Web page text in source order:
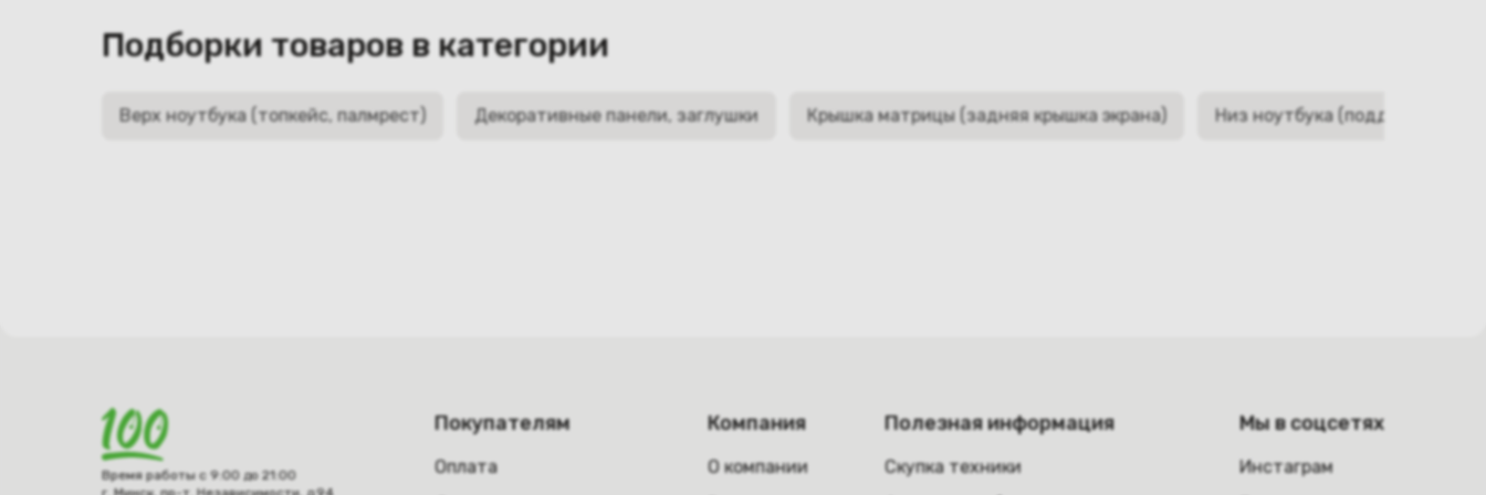
Подборки товаров в категории
Верх ноутбука (топкейс, палмрест) Декоративные панели, заглушки Крышка матрицы (задняя крышка экрана) Низ ноутбука (поддон,
Время работы с 9:00 до 21:00
Покупателям
Оплата
Компания
О компании
Полезная информация
Скупка техники
Мы в соцсетях
Инстаграм